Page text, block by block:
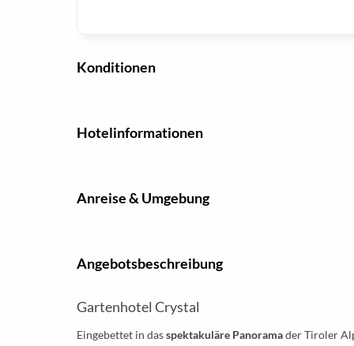
Konditionen
Hotelinformationen
Anreise & Umgebung
Angebotsbeschreibung
Gartenhotel Crystal
Eingebettet in dasspektakuläre Panoramader Tiroler